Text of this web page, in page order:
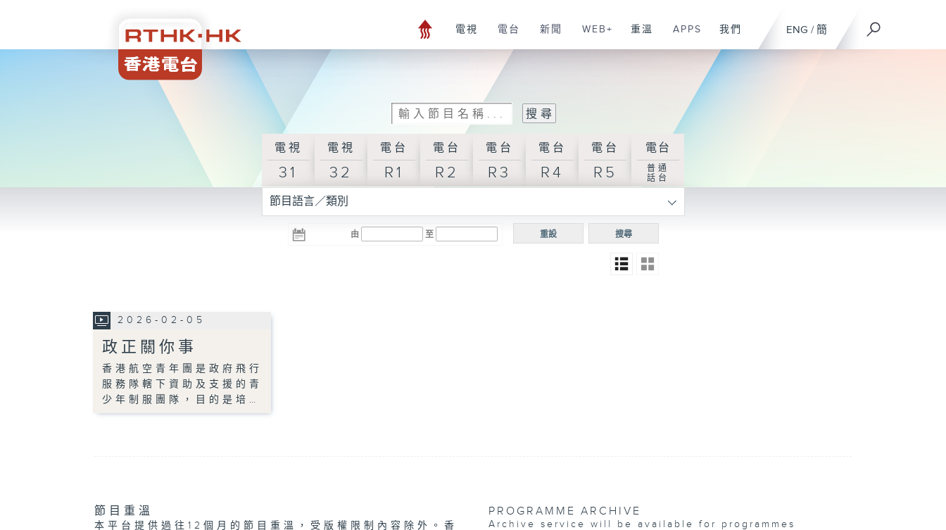
ENG / 簡
電視 電台 新聞 WEB+ 重溫 APPS 我們
電視
31
電視
32
電台
R1
電台
R2
電台
R3
電台
R4
電台
R5
電台
普通
話台
節目語言／類別
由 至 搜尋
重設
2026-02-05
政正關你事
香港航空青年團是政府飛行
服務隊轄下資助及支援的青
少年制服團隊，目的是培…
節目重溫
本平台提供過往12個月的節目重溫，受版權限制內容除外。香
PROGRAMME ARCHIVE
Archive service will be available for programmes